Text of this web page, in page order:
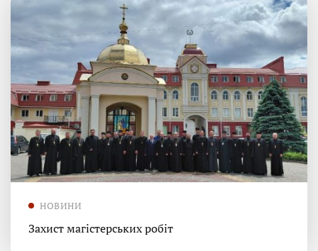
НОВИНИ
Захист магістерських робіт